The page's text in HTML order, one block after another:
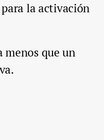
la activación
menos que un